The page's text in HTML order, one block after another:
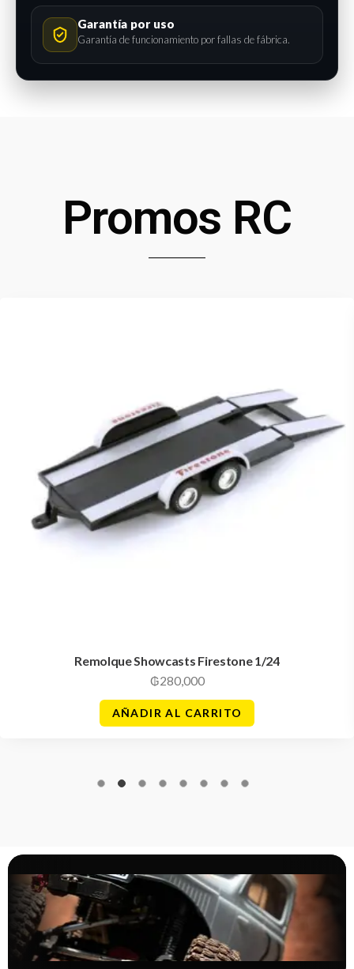
Garantía por uso
Garantía de funcionamiento por fallas de fábrica.
Promos RC
Remolque Showcasts Firestone 1/24
₲280,000
AÑADIR AL CARRITO